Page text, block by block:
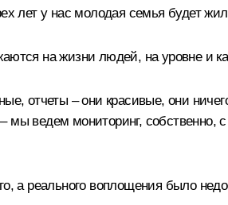
лет у нас молодая семья будет
на жизни людей, на уровне и
отчеты – они красивые, они
ведем мониторинг, собственно,
а реального воплощения было